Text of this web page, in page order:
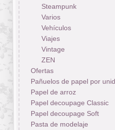
Steampunk
Varios
Vehículos
Viajes
Vintage
ZEN
Ofertas
Pañuelos de papel por
Papel de arroz
Papel decoupage Classic
Papel decoupage Soft
Pasta de modelaje